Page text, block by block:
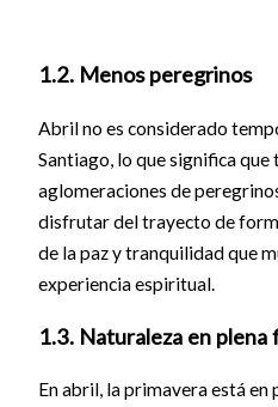
1.2. Menos peregrinos
Abril no es considerado
Santiago, lo que significa que
aglomeraciones de
disfrutar del trayecto de
de la paz y tranquilidad que
experiencia espiritual.
1.3. Naturaleza en plena
En abril, la primavera está en